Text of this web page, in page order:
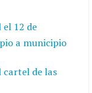
12 de
a municipio
cartel de las